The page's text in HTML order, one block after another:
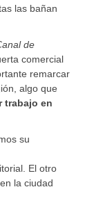
las bañan
de
comercial
remarcar
algo que
trabajo en
su
El otro
la ciudad